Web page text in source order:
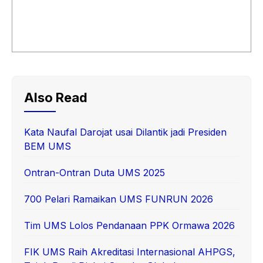
Also Read
Kata Naufal Darojat usai Dilantik jadi Presiden
BEM UMS
Ontran-Ontran Duta UMS 2025
700 Pelari Ramaikan UMS FUNRUN 2026
Tim UMS Lolos Pendanaan PPK Ormawa 2026
FIK UMS Raih Akreditasi Internasional AHPGS,